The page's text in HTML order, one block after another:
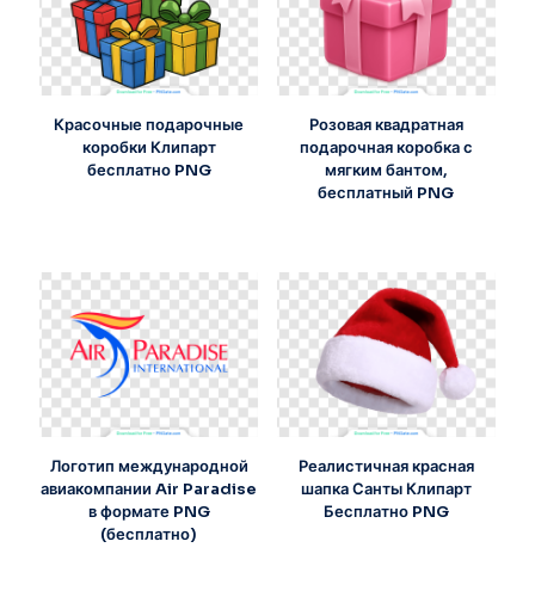
Красочные подарочные
коробки Клипарт
бесплатно PNG
Розовая квадратная
подарочная коробка с
мягким бантом,
бесплатный PNG
Логотип международной
авиакомпании Air Paradise
в формате PNG
(бесплатно)
Реалистичная красная
шапка Санты Клипарт
Бесплатно PNG